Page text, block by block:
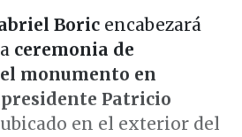
Boric encabezará
ceremonia de
monumento en
Patricio
ubicado en el exterior del